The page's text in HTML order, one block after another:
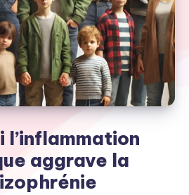
l’inflammation
aggrave la